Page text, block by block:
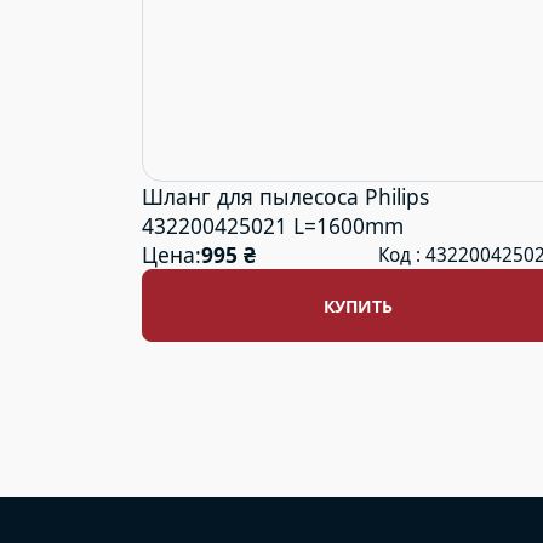
Шланг для пылесоса Philips
432200425021 L=1600mm
Цена:995 ₴ Код :
КУПИТЬ